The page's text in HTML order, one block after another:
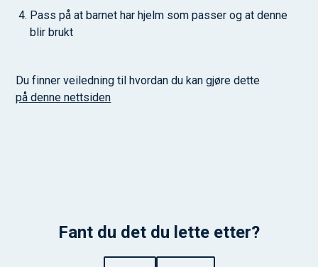
Pass på at barnet har hjelm som passer og at denne
blir brukt
Du finner veiledning til hvordan du kan gjøre dette
på denne nettsiden
Fant du det du lette etter?